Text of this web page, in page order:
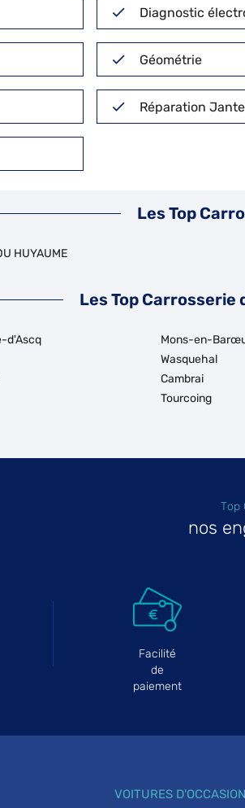
Diagnostic
Géométrie
Réparation
Les Top
HUYAUME
Les Top
d'Ascq
Mons-en-
Wasquehal
Cambrai
Tourcoing
Top
nos
Facilité
de
paiement
VOITURES D'OCCASION